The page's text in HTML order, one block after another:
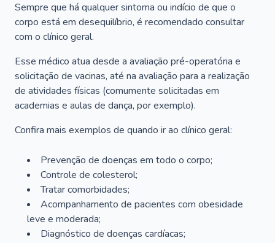
Sempre que há qualquer sintoma ou indício de que o
corpo está em desequilíbrio, é recomendado consultar
com o clínico geral.
Esse médico atua desde a avaliação pré-operatória e
solicitação de vacinas, até na avaliação para a realização
de atividades físicas (comumente solicitadas em
academias e aulas de dança, por exemplo).
Confira mais exemplos de quando ir ao clínico geral:
Prevenção de doenças em todo o corpo;
Controle de colesterol;
Tratar comorbidades;
Acompanhamento de pacientes com obesidade
leve e moderada;
Diagnóstico de doenças cardíacas;